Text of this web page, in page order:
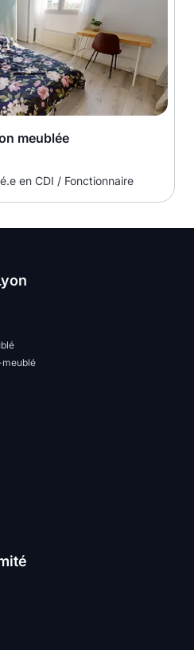
meublée
en CDI / Fonctionnaire